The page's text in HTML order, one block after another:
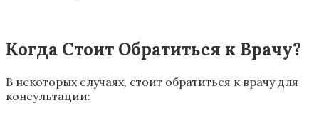
Когда Стоит Обратиться к Врачу?
В некоторых случаях, стоит обратиться к врачу для
консультации: